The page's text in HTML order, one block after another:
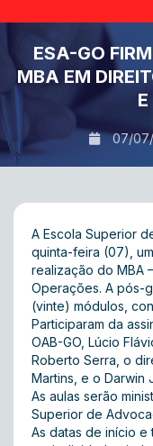
ESA-GO
MBA EM
07/
A Escola Superior
quinta-feira (07),
realização do MBA
Operações. A pós-
(vinte) módulos,
Participaram da
OAB-GO, Lúcio
Roberto Serra, o
Martins, e o Darwin
As aulas serão
Superior de
As datas de início e